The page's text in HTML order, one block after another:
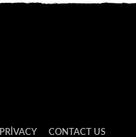
PRIVACY CONTACT US